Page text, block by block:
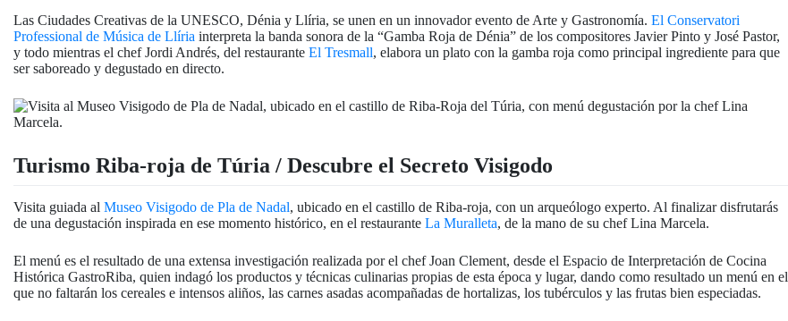
Las Ciudades Creativas de la UNESCO, Dénia y Llíria, se unen en un innovador evento de Arte y Gastronomía. El Conservatori
Professional de Música de Llíria interpreta la banda sonora de la “Gamba Roja de Dénia” de los compositores Javier Pinto y José Pastor,
y todo mientras el chef Jordi Andrés, del restaurante El Tresmall, elabora un plato con la gamba roja como principal ingrediente para que
ser saboreado y degustado en directo.
Turismo Riba-roja de Túria / Descubre el Secreto Visigodo
Visita guiada al Museo Visigodo de Pla de Nadal, ubicado en el castillo de Riba-roja, con un arqueólogo experto. Al finalizar disfrutarás
de una degustación inspirada en ese momento histórico, en el restaurante La Muralleta, de la mano de su chef Lina Marcela.
El menú es el resultado de una extensa investigación realizada por el chef Joan Clement, desde el Espacio de Interpretación de Cocina
Histórica GastroRiba, quien indagó los productos y técnicas culinarias propias de esta época y lugar, dando como resultado un menú en el
que no faltarán los cereales e intensos aliños, las carnes asadas acompañadas de hortalizas, los tubérculos y las frutas bien especiadas.